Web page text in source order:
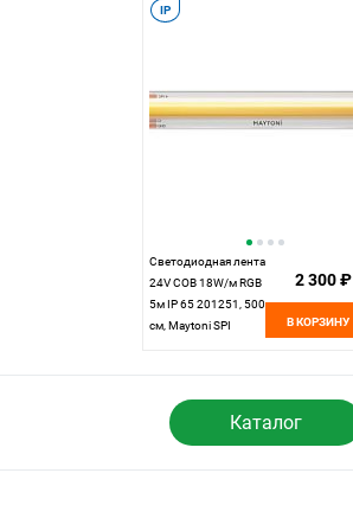
IP
Светодиодная лента
24V COB 18W/м RGB
5м IP 65 201251, 500
см, Maytoni SPI
2 300 ₽
В КОРЗИНУ
Каталог